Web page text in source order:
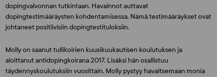
dopingvalvonnan tutkintaan. Havainnot auttavat
dopingtestimääräysten kohdentamisessa. Nämä testimääräykset ovat
johtaneet positiivisiin dopingtestituloksiin.
Molly on saanut tullikoirien kuusikuukautisen koulutuksen ja
aloittanut antidopingkoirana 2017. Lisäksi hän osallistuu
täydennyskoulutuksiin vuosittain. Molly pystyy havaitsemaan monia